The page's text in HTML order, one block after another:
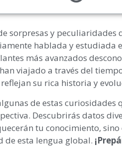
sorpresas y peculiaridades
hablada y estudiada
más avanzados
viajado a través del
su rica historia y
de estas curiosidades
Descubrirás datos
tu conocimiento,
de esta lengua global.